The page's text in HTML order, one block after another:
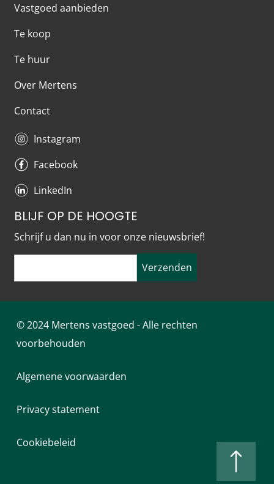
Vastgoed aanbieden
Te koop
Te huur
Over Mertens
Contact
Instagram
Facebook
LinkedIn
BLIJF OP DE HOOGTE
Schrijf u dan nu in voor onze nieuwsbrief!
Verzenden
© 2024 Mertens vastgoed - Alle rechten
voorbehouden
Algemene voorwaarden
Privacy statement
Cookiebeleid